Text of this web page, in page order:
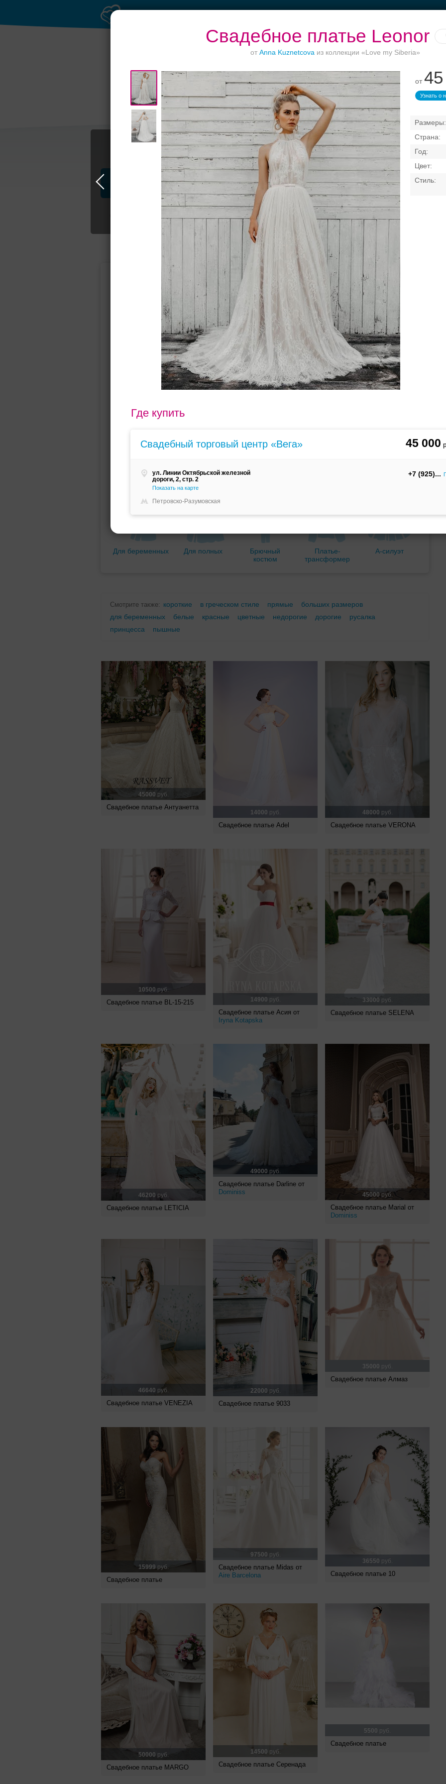
Свадебное платье Leonor
от Anna Kuznetcova из коллекции «Love my Siberia»
от
Узнать о
Где купить
Свадебный торговый центр «Вега» 45 000
ул. Линии Октябрьской железной
дороги, 2, стр. 2
Показать на карте
Петровско-Разумовская
+7 (925)
Банкет в отеле
Ваш безупречный
образ
городом
Профессионалы и услуги Свадебные платья Банкет Транспорт Кольца
Свадебные платья
Подбор свадебного платья
По стилю
Прямое Русалка Принцесса Бальное
Для беременных Для полных
Брючный
костюм
Платье-
трансформер
А-силуэт
Смотрите также: короткие в греческом стиле прямые
больших размеров
для беременных
белые красные цветные недорогие дорогие
русалка
принцесса
пышные
45000 руб.
Свадебное платье Антуанетта
14000 руб.
Свадебное платье Adel
48000 руб.
Свадебное платье VERONA
10500 руб.
Свадебное платье BL-15-215 14900 руб.
Свадебное платье Асия от
Iryna Kotapska
33000 руб.
Свадебное платье SELENA
46200 руб.
Свадебное платье LETICIA
49000 руб.
Свадебное платье Darline от
Dominiss
45000 руб.
Свадебное платье Marial от
Dominiss
46640 руб.
Свадебное платье VENEZIA
22000 руб.
Свадебное платье 9033
35000 руб.
Свадебное платье Алмаз
15999 руб.
Свадебное платье
97500 руб.
Свадебное платье Midas от
Aire Barcelona
36550 руб.
Свадебное платье 10
50000 руб.
Свадебное платье MARGO
14500 руб.
Свадебное платье Серенада
5500 руб.
Свадебное платье